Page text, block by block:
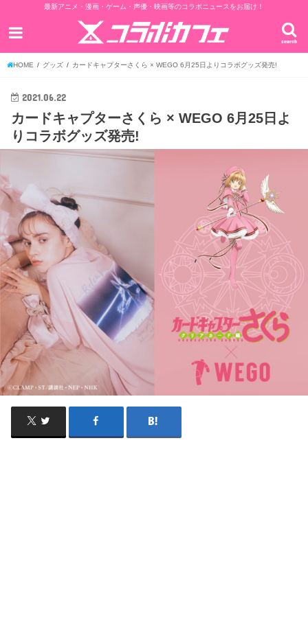
最新アニメ・漫画・ゲーム・声優・映画等のコラボニュースをお届け！
search
HOME グッズ カードキャプターさくら × WEGO 6月25日よりコラボグッズ発売!
2021.06.22
カードキャプターさくら × WEGO 6月25日よ
りコラボグッズ発売!